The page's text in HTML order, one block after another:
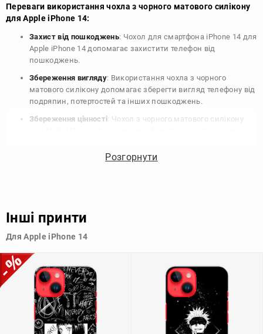
Переваги використання чохла з чорного матового силікону
для Apple iPhone 14:
Захист від пошкоджень: Чохол для смартфона iPhone 14 для
Apple iPhone 14 допомагає захистити телефон від
пошкоджень.
Збереження вигляду: Використання чохла з чорного
матового силікону допомагає зберегти вигляд телефону від
подряпин, потертостей та інших пошкоджень.
Збереження цінності: Чохол з чорного матового силікону
продати свій пристрій в майбутньому.
Узагалі, чохол для телефону - це дуже корисний аксесуар, який
допомагає захистити ваш пристрій, зберегти його цінність і
Розгорнути
Інші принти
Для Apple iPhone 14